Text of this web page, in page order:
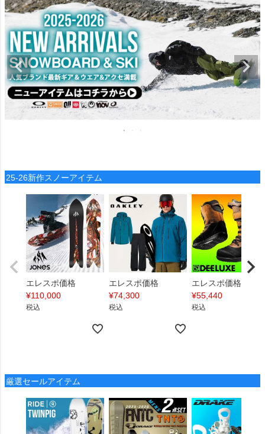
25-26新作スノーアイテム
エレスポ価格
¥110,000
税込
エレスポ価格
¥74,300
税込
エレスポ価格
¥55,440
税込
厳選セールアイテム